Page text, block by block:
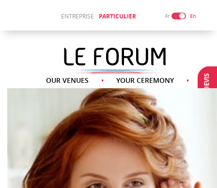
ENTREPRISE PARTICULIER Fr En
OUR VENUES YOUR CEREMONY DEMANDE DEVIS